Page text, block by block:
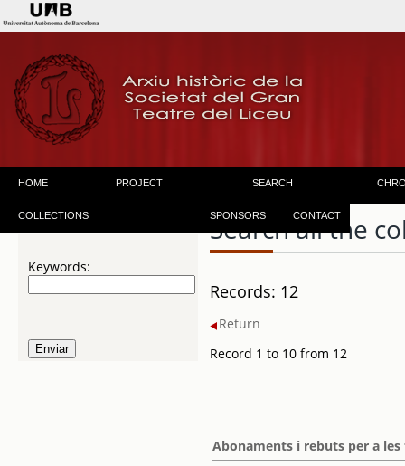
HOME PROJECT SEARCH
COLLECTIONS SPONSORS CONTACT
Keywords:
Search all the
Records: 12
Return
Record 1 to 10 from 12
Abonaments i rebuts per a